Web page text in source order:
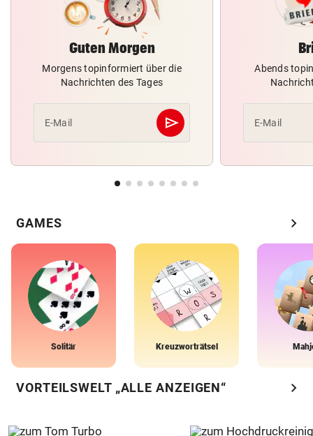
Guten Morgen
Morgens topinformiert über die
Nachrichten des Tages
E-Mail send
Abschicken
Abends
E-Mail
GAMES chevron_right
Solitär Kreuzworträtsel
VORTEILSWELT „ALLE ANZEIGEN“ chevron_right